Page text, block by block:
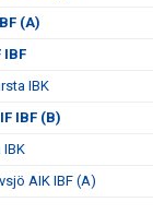
(A)
IBF
IBK
IBF (B)
IBK
AIK IBF (A)